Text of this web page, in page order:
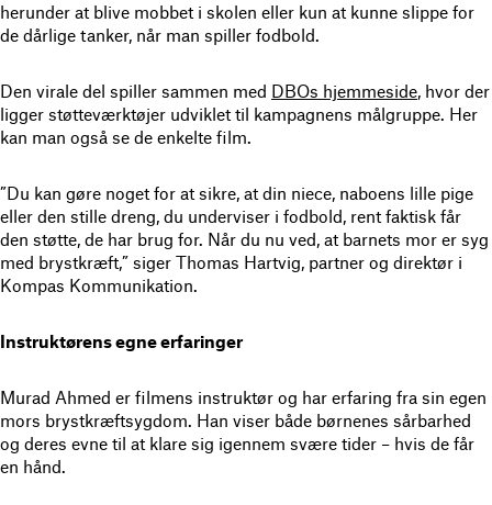
herunder at blive mobbet i skolen eller kun at kunne slippe for
de dårlige tanker, når man spiller fodbold.
Den virale del spiller sammen med DBOs hjemmeside, hvor der
ligger støtteværktøjer udviklet til kampagnens målgruppe. Her
kan man også se de enkelte film.
”Du kan gøre noget for at sikre, at din niece, naboens lille pige
eller den stille dreng, du underviser i fodbold, rent faktisk får
den støtte, de har brug for. Når du nu ved, at barnets mor er syg
med brystkræft,” siger Thomas Hartvig, partner og direktør i
Kompas Kommunikation.
Instruktørens egne erfaringer
Murad Ahmed er filmens instruktør og har erfaring fra sin egen
mors brystkræftsygdom. Han viser både børnenes sårbarhed
og deres evne til at klare sig igennem svære tider – hvis de får
en hånd.